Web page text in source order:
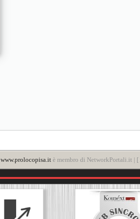
www.prolocopisa.itè membro di NetworkPortali.it | [